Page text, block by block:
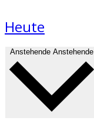
Heute
Anstehende Anstehende